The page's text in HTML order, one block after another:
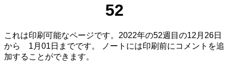
52
これは印刷可能なページです。2022年の52週目の12月26日
から 1月01日までです。 ノートには印刷前にコメントを追
加することができます。